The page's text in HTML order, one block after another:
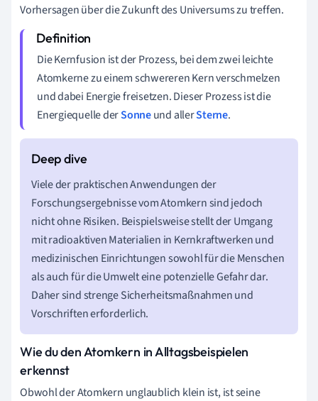
Vorhersagen über die Zukunft des Universums zu treffen.
Die Kernfusion ist der Prozess, bei dem zwei leichte
Atomkerne zu einem schwereren Kern verschmelzen
und dabei Energie freisetzen. Dieser Prozess ist die
Energiequelle derSonneund allerSterne.
Viele der praktischen Anwendungen der
Forschungsergebnisse vom Atomkern sind jedoch
nicht ohne Risiken. Beispielsweise stellt der Umgang
mit radioaktiven Materialien in Kernkraftwerken und
medizinischen Einrichtungen sowohl für die Menschen
als auch für die Umwelt eine potenzielle Gefahr dar.
Daher sind strenge Sicherheitsmaßnahmen und
Vorschriften erforderlich.
Wie du den Atomkern in Alltagsbeispielen
erkennst
Obwohl der Atomkern unglaublich klein ist, ist seine